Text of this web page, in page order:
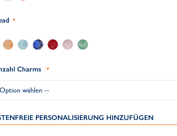
Charms
PERSONALISIERUNG HINZUFÜGEN